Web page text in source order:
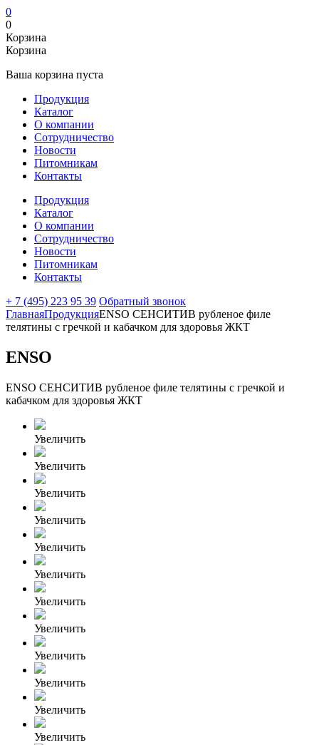
0
0
Корзина
Корзина
Ваша корзина пуста
Продукция
Каталог
О компании
Сотрудничество
Новости
Питомникам
Контакты
Продукция
Каталог
О компании
Сотрудничество
Новости
Питомникам
Контакты
+ 7 (495) 223 95 39 Обратный звонок
ГлавнаяПродукцияENSO СЕНСИТИВ рубленое филе
телятины с гречкой и кабачком для здоровья ЖКТ
ENSO
ENSO СЕНСИТИВ рубленое филе телятины с гречкой и
кабачком для здоровья ЖКТ
Увеличить
Увеличить
Увеличить
Увеличить
Увеличить
Увеличить
Увеличить
Увеличить
Увеличить
Увеличить
Увеличить
Увеличить